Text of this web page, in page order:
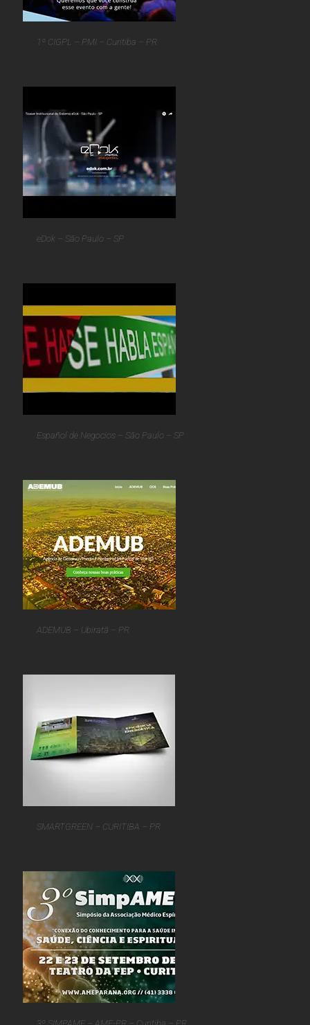
1º CIGPL – PMI – Curitiba – PR
eDok – São Paulo – SP
Español de Negocios – São Paulo – SP
ADEMUB – Ubiratã – PR
SMARTGREEN – CURITIBA – PR